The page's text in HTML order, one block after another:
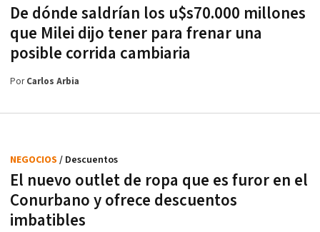
De dónde saldrían los u$s70.000 millones
que Milei dijo tener para frenar una
posible corrida cambiaria
PorCarlos Arbia
El nuevo outlet de ropa que es furor en el
Conurbano y ofrece descuentos
imbatibles
NEGOCIOS / Descuentos